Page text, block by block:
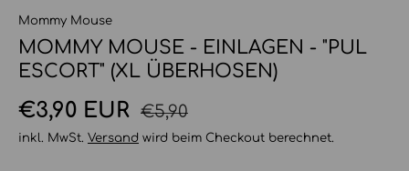
Mommy Mouse
MOMMY MOUSE - EINLAGEN - "PUL
ESCORT" (XL ÜBERHOSEN)
Verkaufspreis
€3,90 EUR Normaler Preis
€5,90
inkl. MwSt. Versand wird beim Checkout berechnet.